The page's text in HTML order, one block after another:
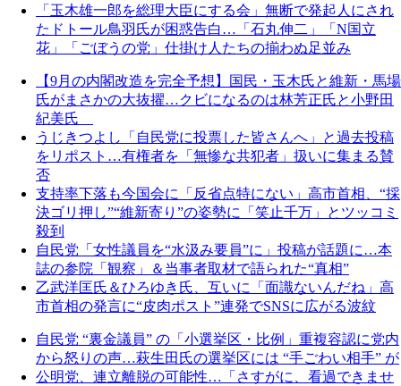
「玉木雄一郎を総理大臣にする会」無断で発起人にされ
たドトール鳥羽氏が困惑告白…「石丸伸二」「N国立
花」「ごぼうの党」仕掛け人たちの揃わぬ足並み
【9月の内閣改造を完全予想】国民・玉木氏と維新・馬場
氏がまさかの大抜擢…クビになるのは林芳正氏と小野田
紀美氏
うじきつよし「自民党に投票した皆さんへ」と過去投稿
をリポスト…有権者を「無惨な共犯者」扱いに集まる賛
否
支持率下落も今国会に「反省点特にない」高市首相、“採
決ゴリ押し”“維新寄り”の姿勢に「笑止千万」とツッコミ
殺到
自民党「女性議員を“水汲み要員”に」投稿が話題に…本
誌の参院「観察」＆当事者取材で語られた“真相”
乙武洋匡氏＆ひろゆき氏、互いに「面識ないんだね」高
市首相の発言に“皮肉ポスト”連発でSNSに広がる波紋
自民党 “裏金議員” の「小選挙区・比例」重複容認に党内
から怒りの声…萩生田氏の選挙区には “手ごわい相手” が
公明党、連立離脱の可能性…「さすがに、看過できませ